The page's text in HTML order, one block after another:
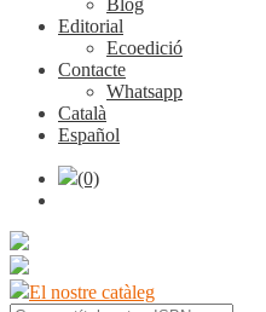
Blog
Editorial
Ecoedició
Contacte
Whatsapp
Català
Español
(0)
El nostre catàleg